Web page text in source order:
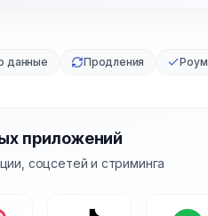
данные Продления
приложений
соцсетей и стриминга